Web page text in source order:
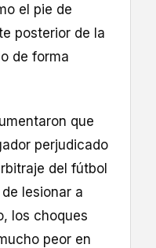
el pie de
posterior de la
de forma
que
perjudicado
del fútbol
lesionar a
los choques
peor en